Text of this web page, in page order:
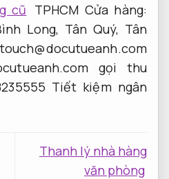
cũ TPHCM Cửa hàng:
Long, Tân Quý, Tân
touch@docutueanh.com
gọi thu
Tiết kiệm ngân
Thanh lý nhà hàng
văn phòng